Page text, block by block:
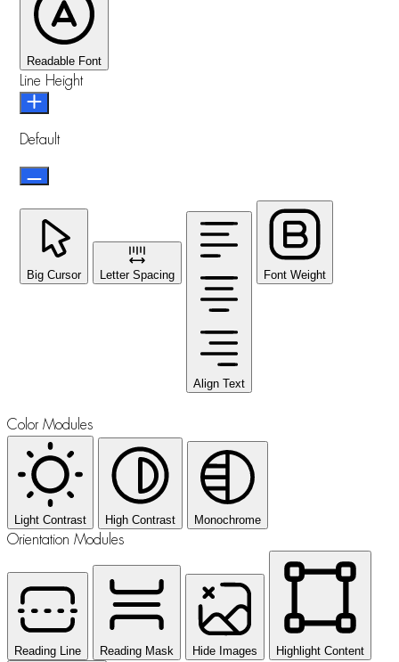
Readable Font
Line Height
Default
Big Cursor Letter Spacing
Align Text
Font Weight
Color Modules
Light Contrast High Contrast Monochrome
Orientation Modules
Reading Line Reading Mask Hide Images Highlight Content